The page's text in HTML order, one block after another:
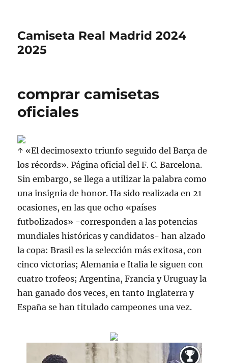
Camiseta Real Madrid 2024
2025
comprar camisetas
oficiales
↑ «El decimosexto triunfo seguido del Barça de
los récords». Página oficial del F. C. Barcelona.
Sin embargo, se llega a utilizar la palabra como
una insignia de honor. Ha sido realizada en 21
ocasiones, en las que ocho «países
futbolizados» -corresponden a las potencias
mundiales históricas y candidatos- han alzado
la copa: Brasil es la selección más exitosa, con
cinco victorias; Alemania e Italia le siguen con
cuatro trofeos; Argentina, Francia y Uruguay la
han ganado dos veces, en tanto Inglaterra y
España se han titulado campeones una vez.